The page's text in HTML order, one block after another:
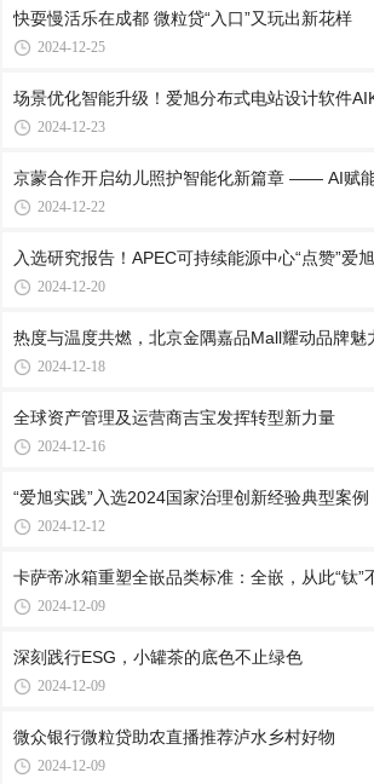
快耍慢活乐在成都 微粒贷“入口”又玩出新花样
2024-12-25
场景优化智能升级！爱旭分布式电站设计软件
2024-12-23
京蒙合作开启幼儿照护智能化新篇章 —— AI赋
2024-12-22
入选研究报告！APEC可持续能源中心“点赞”爱
2024-12-20
热度与温度共燃，北京金隅嘉品Mall耀动品牌魅
2024-12-18
全球资产管理及运营商吉宝发挥转型新力量
2024-12-16
“爱旭实践”入选2024国家治理创新经验典型案例
2024-12-12
卡萨帝冰箱重塑全嵌品类标准：全嵌，从此“钛”
2024-12-09
深刻践行ESG，小罐茶的底色不止绿色
2024-12-09
微众银行微粒贷助农直播推荐泸水乡村好物
2024-12-09